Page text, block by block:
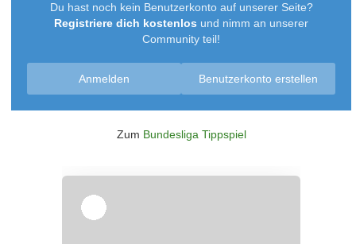
Du hast noch kein Benutzerkonto auf unserer Seite?
Registriere dich kostenlos und nimm an unserer
Community teil!
Benutzerkonto erstellen
Anmelden
Zum Bundesliga Tippspiel